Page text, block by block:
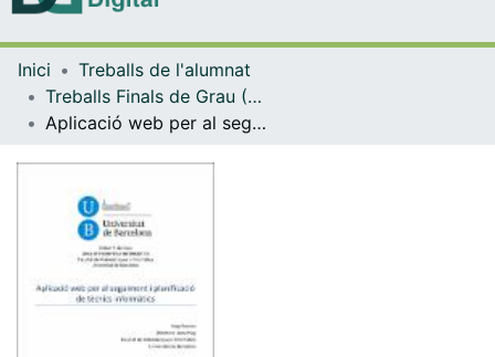
Navega per tot el DD
Inici
Treballs de l'alumnat
Treballs Finals de Grau (TFG) - Enginyeria Informàtica
Aplicació web per al seguiment i planificació de tècnics informàtics